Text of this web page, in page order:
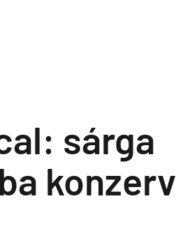
sárga
konzerv